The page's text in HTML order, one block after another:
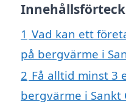
1 Vad kan ett
på bergvärme i
2 Få alltid minst 3
bergvärme i Sankt